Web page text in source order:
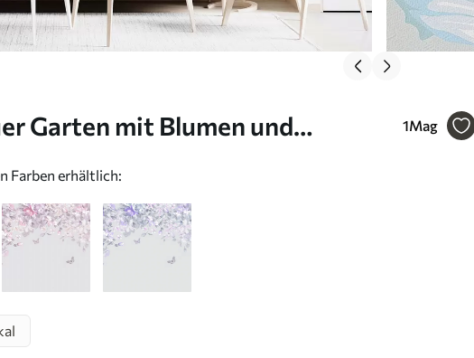
Garten mit Blumen und
1Mag
Farben erhältlich: